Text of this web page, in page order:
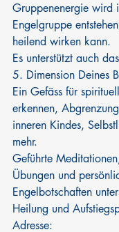
Gruppenenergie wird
Engelgruppe
heilend wirken kann.
Es unterstützt auch
5. Dimension Deines
Ein Gefäss für
erkennen,
inneren Kindes,
mehr.
Geführte
Übungen und
Engelbotschaften
Heilung und
Adresse: